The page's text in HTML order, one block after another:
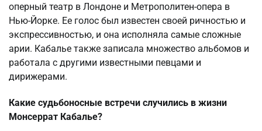
оперный театр в Лондоне и Метрополитен-опера в
Нью-Йорке. Ее голос был известен своей ричностью и
экспрессивностью, и она исполняла самые сложные
арии. Кабалье также записала множество альбомов и
работала с другими известными певцами и
дирижерами.
Какие судьбоносные встречи случились в жизни
Монсеррат Кабалье?